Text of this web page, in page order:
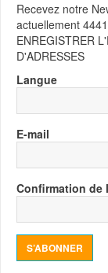
Recevez notre
actuellement
ENREGISTRER
D'ADRESSES
Langue
E-mail
Confirmation de
S’ABONNER